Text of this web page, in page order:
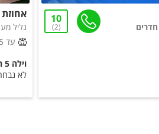
10
2
גליל
עד 25 אורחים
וילה 5 חדרים
לא